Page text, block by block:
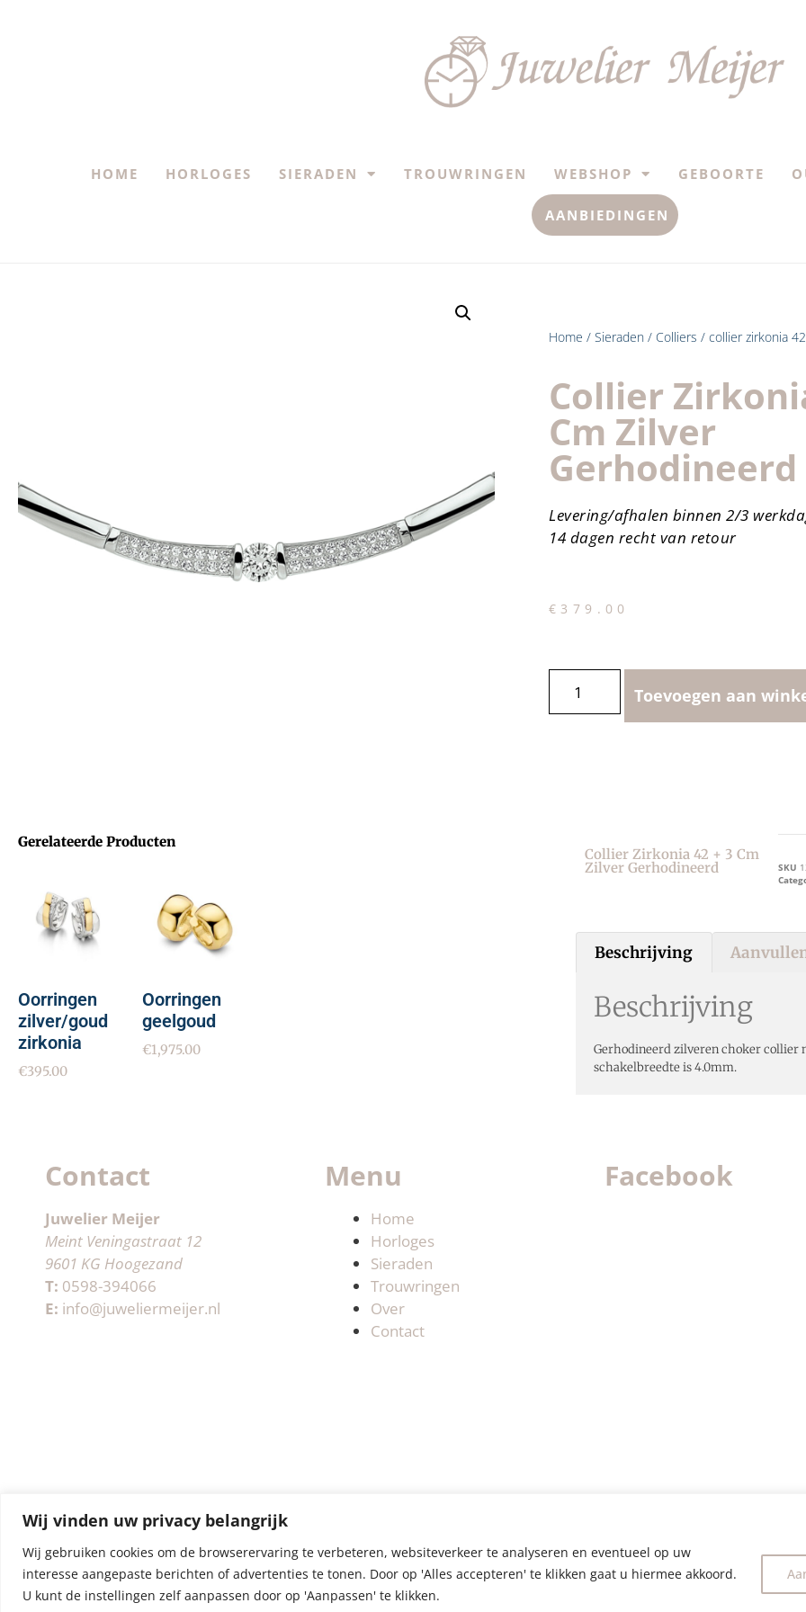
Wij vinden uw privacy belangrijk
Wij gebruiken cookies om de browserervaring te verbeteren, websiteverkeer te analyseren en eventueel op uw
interesse aangepaste berichten of advertenties te tonen. Door op 'Alles accepteren' te klikken gaat u hiermee akkoord.
U kunt de instellingen zelf aanpassen door op 'Aanpassen' te klikken.
HOME HORLOGES SIERADEN TROUWRINGEN WEBSHOP GEBOORTE
AANBIEDINGEN
Home / Sieraden / Colliers / collier zirkonia
Collier
Cm Zilver
Gerhodineerd
Levering/afhalen binnen 2/3
14 dagen recht van retour
€ 379.00
Toevoegen aan
Gerelateerde Producten
Oorringen
zilver/goud
zirkonia
€395.00
Oorringen
geelgoud
€1,975.00
Collier Zirkonia 42 + 3 Cm
Zilver Gerhodineerd SKU
Beschrijving
Beschrijving
Gerhodineerd zilveren choker collier
schakelbreedte is 4.0mm.
Contact
Juwelier Meijer
Meint Veningastraat 12
9601 KG Hoogezand
T: 0598-394066
E: info@juweliermeijer.nl
Menu
Home
Horloges
Sieraden
Trouwringen
Over
Contact
Facebook